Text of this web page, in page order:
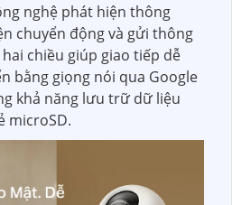
nghệ phát hiện thông
chuyển động và gửi thông
chiều giúp giao tiếp dễ
bằng giọng nói qua Google
khả năng lưu trữ dữ liệu
microSD.